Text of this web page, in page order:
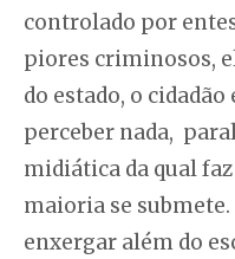
controlado por
piores criminosos,
do estado, o
perceber nada,
midiática da qual
maioria se
enxergar além do